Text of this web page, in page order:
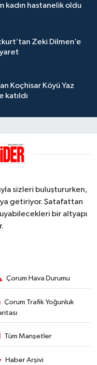
kadın hastanelik oldu
Zeki Dilmen’e
Koçhisar Köyü Yaz
katıldı
sizleri buluştururken,
getiriyor. Şatafattan
bir altyapı
Çorum Hava Durumu
Çorum Trafik Yoğunluk
Tüm Manşetler
Haber Arşivi